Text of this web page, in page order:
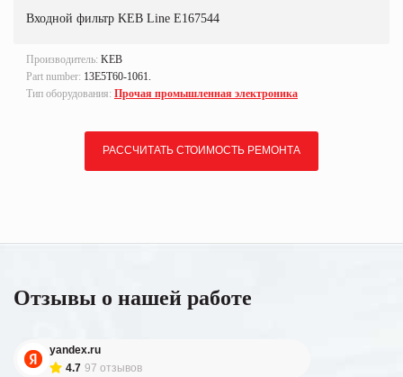
Входной фильтр KEB Line E167544
Производитель: KEB
Part number: 13E5T60-1061.
Тип оборудования: Прочая промышленная электроника
РАССЧИТАТЬ СТОИМОСТЬ РЕМОНТА
Отзывы о нашей работе
yandex.ru
4.7 97 отзывов